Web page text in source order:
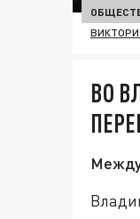
ВО
Между